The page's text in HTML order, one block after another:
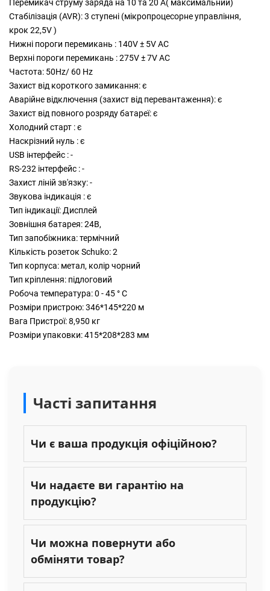
Перемикач струму заряда на 10 та 20 А( максимальний)
Стабілізація (AVR): 3 ступені (мікропроцесорне управління,
крок 22,5V )
Нижні пороги перемикань : 140V ± 5V AC
Верхні пороги перемикань : 275V ± 7V AC
Частота: 50Hz/ 60 Hz
Захист від короткого замикання: є
Аварійне відключення (захист від перевантаження): є
Захист від повного розряду батареї: є
Холодний старт : є
Наскрізний нуль : є
USB інтерфейс : -
RS-232 інтерфейс : -
Захист ліній зв'язку: -
Звукова індикація : є
Тип індикації: Дисплей
Зовнішня батарея: 24В,
Тип запобіжника: термічний
Кількість розеток Schuko: 2
Тип корпуса: метал, колір чорний
Тип кріплення: підлоговий
Робоча температура: 0 - 45 ° С
Розміри пристрою: 346*145*220 м
Вага Пристрої: 8,950 кг
Розміри упаковки: 415*208*283 мм
Часті запитання
Чи є ваша продукція офіційною?
Чи надаєте ви гарантію на
продукцію?
Чи можна повернути або
обміняти товар?